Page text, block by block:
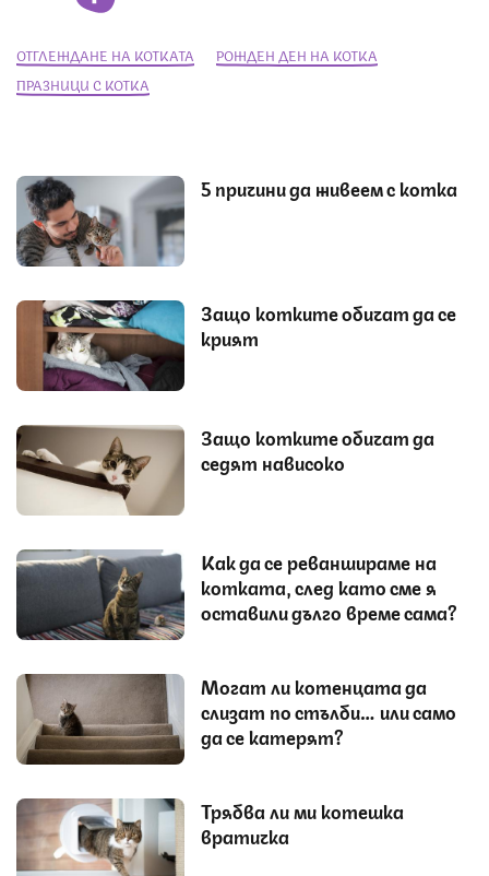
ОТГЛЕЖДАНЕ НА КОТКАТА
РОЖДЕН ДЕН НА КОТКА
ПРАЗНИЦИ С КОТКА
5 причини да живеем с котка
Защо котките обичат да се
крият
Защо котките обичат да
седят нависоко
Как да се реваншираме на
котката, след като сме я
оставили дълго време сама?
Могат ли котенцата да
слизат по стълби… или само
да се катерят?
Трябва ли ми котешка
вратичка